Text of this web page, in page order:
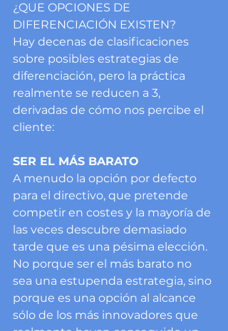
¿QUE OPCIONES DE
DIFERENCIACIÓN EXISTEN?
Hay decenas de clasificaciones
sobre posibles estrategias de
diferenciación, pero la práctica
realmente se reducen a 3,
derivadas de cómo nos percibe el
cliente:
SER EL MÁS BARATO
A menudo la opción por defecto
para el directivo, que pretende
competir en costes y la mayoría de
las veces descubre demasiado
tarde que es una pésima elección.
No porque ser el más barato no
sea una estupenda estrategia, sino
porque es una opción al alcance
sólo de los más innovadores que